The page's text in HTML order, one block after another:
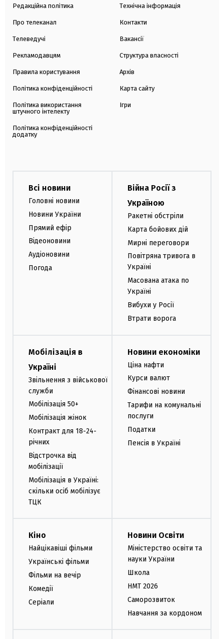
Редакційна політика
Про телеканал
Телеведучі
Рекламодавцям
Правила користування
Політика конфіденційності
Політика використання
штучного інтелекту
Політика конфіденційності
додатку
Технічна інформація
Контакти
Вакансії
Структура власності
Архів
Карта сайту
Ігри
Всі новини
Головні новини
Новини України
Прямий ефір
Відеоновини
Аудіоновини
Погода
Війна Росії з
Україною
Ракетні обстріли
Карта бойових дій
Мирні переговори
Повітряна тривога в
Україні
Масована атака по
Україні
Вибухи у Росії
Втрати ворога
Мобілізація в
Україні
Звільнення з військової
служби
Мобілізація 50+
Мобілізація жінок
Контракт для 18-24-
річних
Відстрочка від
мобілізації
Мобілізація в Україні:
скільки осіб мобілізує
ТЦК
Новини економіки
Ціна нафти
Курси валют
Фінансові новини
Тарифи на комунальні
послуги
Податки
Пенсія в Україні
Кіно
Найцікавіші фільми
Українські фільми
Фільми на вечір
Комедії
Серіали
Новини Освіти
Міністерство освіти та
науки України
Школа
НМТ 2026
Саморозвиток
Навчання за кордоном